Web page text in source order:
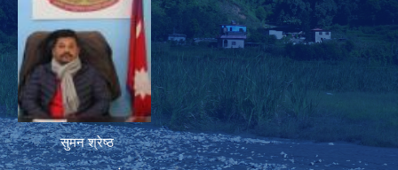
सुमन श्रेष्ठ